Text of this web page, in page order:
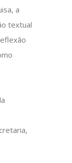
a
textual